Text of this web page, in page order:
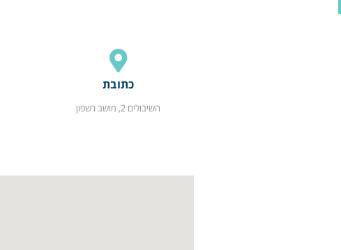
כתובת
השיבולים 2, מושב רשפון